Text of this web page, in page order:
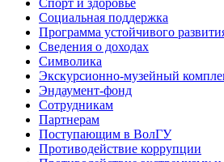
Спорт и здоровье
Социальная поддержка
Программа устойчивого
Сведения о доходах
Символика
Экскурсионно-музейный
Эндаумент-фонд
Сотрудникам
Партнерам
Поступающим в ВолГУ
Противодействие коррупции